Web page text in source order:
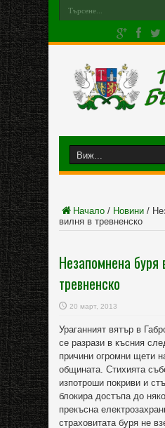
Начало / Новини /
вилня в тревненско
Незапомнена буря
тревненско
20 март, 2013
Ураганният вятър в
се разрази в късния
причини огромни щети
общината. Стихията
изпотроши покриви и
блокира достъпа до
прекъсна
страховитата буря не